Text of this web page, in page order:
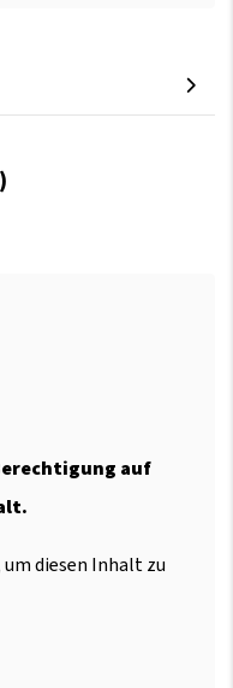
auf
diesen Inhalt zu